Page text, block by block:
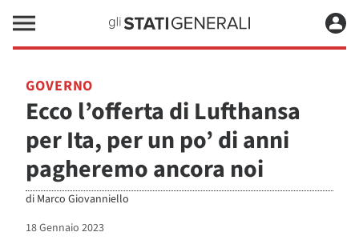
GOVERNO
Ecco l’offerta di Lufthansa
per Ita, per un po’ di anni
pagheremo ancora noi
di Marco Giovanniello
18 Gennaio 2023